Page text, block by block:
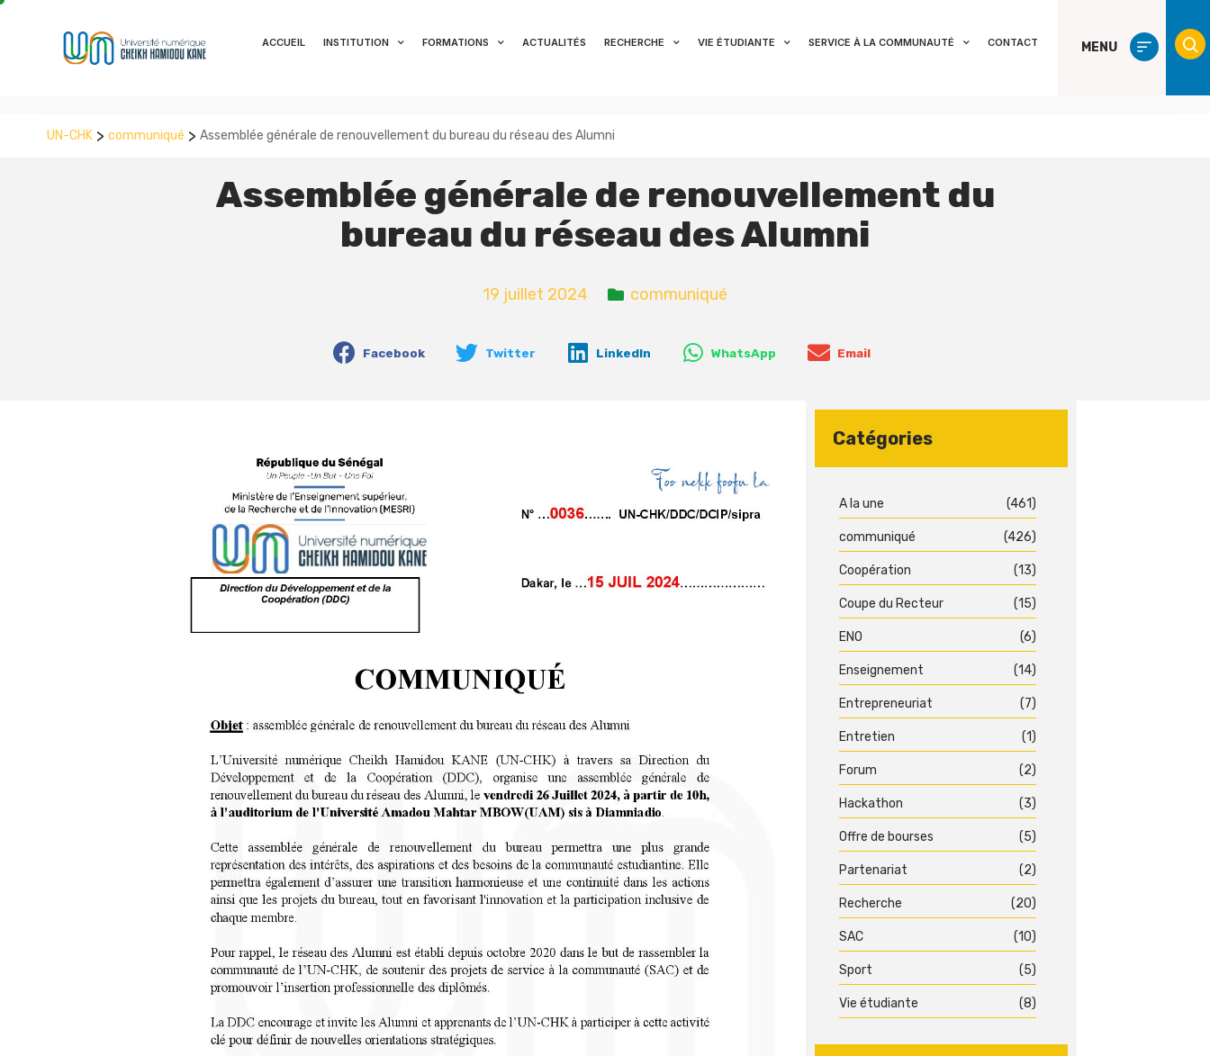
ACCUEIL INSTITUTION FORMATIONS ACTUALITÉS RECHERCHE VIE ÉTUDIANTE SERVICE À LA COMMUNAUTÉ CONTACT MENU
UN-CHK > communiqué > Assemblée générale de renouvellement du bureau du réseau des Alumni
Assemblée générale de renouvellement du
bureau du réseau des Alumni
19 juillet 2024 communiqué
Facebook Twitter LinkedIn WhatsApp Email
Catégories
A la une (461)
communiqué (426)
Coopération (13)
Coupe du Recteur (15)
ENO (6)
Enseignement (14)
Entrepreneuriat (7)
Entretien (1)
Forum (2)
Hackathon (3)
Offre de bourses (5)
Partenariat (2)
Recherche (20)
SAC (10)
Sport (5)
Vie étudiante (8)